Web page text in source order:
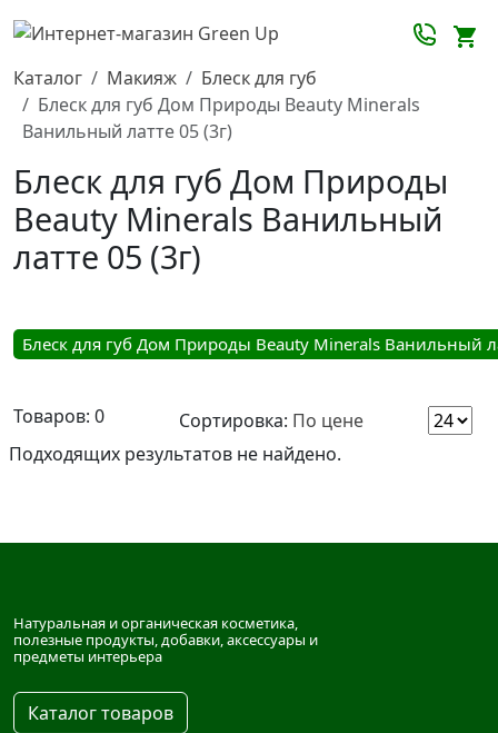
Каталог Макияж
Блеск для губ
Блеск для губ Дом Природы Beauty Minerals
Ванильный латте 05 (3г)
Блеск для губ Дом Природы
Beauty Minerals Ванильный
латте 05 (3г)
Блеск для губ Дом Природы Beauty Minerals Ванильный
Товаров: 0 Сортировка: По цене
Подходящих результатов не найдено.
Натуральная и органическая косметика,
полезные продукты, добавки, аксессуары и
предметы интерьера
Каталог товаров